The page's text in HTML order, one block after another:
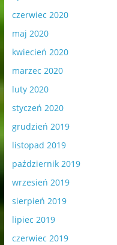
czerwiec 2020
maj 2020
kwiecień 2020
marzec 2020
luty 2020
styczeń 2020
grudzień 2019
listopad 2019
październik 2019
wrzesień 2019
sierpień 2019
lipiec 2019
czerwiec 2019